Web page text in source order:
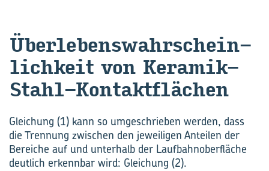
Über­le­bens­wahr­schein­
lich­keit von Keramik-​
Stahl-Kontaktflächen
Gleichung (1) kann so umgeschrieben werden, dass
die Trennung zwischen den jeweiligen Anteilen der
Bereiche auf und unterhalb der Laufbahnoberfläche
deutlich erkennbar wird: Gleichung (2).